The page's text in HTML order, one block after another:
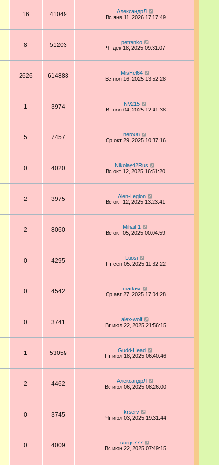
16 41049
АлександрЛ
Вс янв 11, 2026 17:17:49
8 51203
petrenko
Чт дек 18, 2025 09:31:07
2626 614888
MisHel64
Вс ноя 16, 2025 13:52:28
1 3974
NV215
Вт ноя 04, 2025 12:41:38
5 7457
hero08
Ср окт 29, 2025 10:37:16
0 4020
Nikolay42Rus
Вс окт 12, 2025 16:51:20
2 3975
Alen-Legion
Вс окт 12, 2025 13:23:41
2 8060
Mihail-1
Вс окт 05, 2025 00:04:59
0 4295
Luosi
Пт сен 05, 2025 11:32:22
0 4542
markex
Ср авг 27, 2025 17:04:28
0 3741
alex-wolf
Вт июл 22, 2025 21:56:15
1 53059
Gudd-Head
Пт июл 18, 2025 06:40:46
2 4462
АлександрЛ
Вс июл 06, 2025 08:26:00
0 3745
krserv
Чт июл 03, 2025 19:31:44
0 4009
sergs777
Вс июн 22, 2025 07:49:15